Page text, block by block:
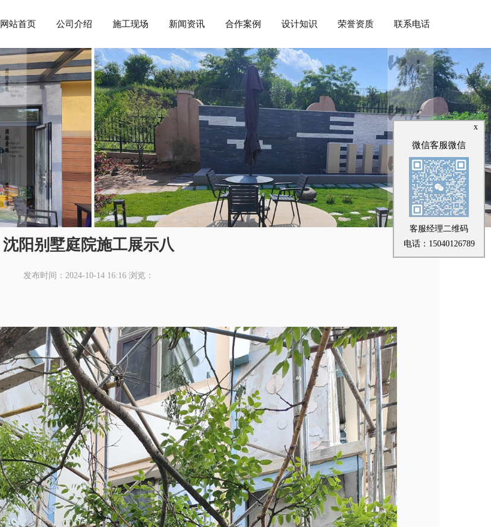
网站首页 公司介绍 施工现场 新闻资讯 合作案例 设计知识 荣誉资质 联系电话
沈阳别墅庭院施工展示八
发布时间：2024-10-14 16:16 浏览：
x
微信客服微信
客服经理二维码
电话：15040126789